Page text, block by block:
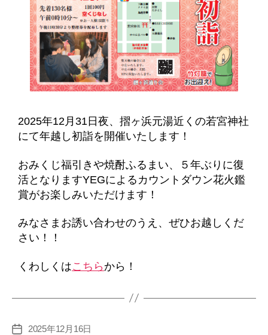
2025年12月31日夜、摺ヶ浜元湯近くの若宮神社
にて年越し初詣を開催いたします！
おみくじ福引きや焼酎ふるまい、５年ぶりに復
活となりますYEGによるカウントダウン花火鑑
賞がお楽しみいただけます！
みなさまお誘い合わせのうえ、ぜひお越しくだ
さい！！
くわしくはこちらから！
投 2025年12月16日